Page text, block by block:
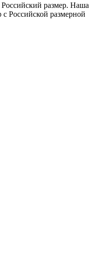
размер. Наша
с Российской размерной